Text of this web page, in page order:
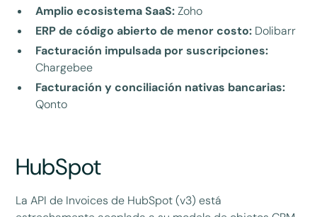
Amplio ecosistema SaaS:Zoho
ERP de código abierto de menor costo: Dolibarr
Facturación impulsada por suscripciones:
Chargebee
Facturación y conciliación nativas bancarias:
Qonto
HubSpot
La API de Invoices de HubSpot (v3) está